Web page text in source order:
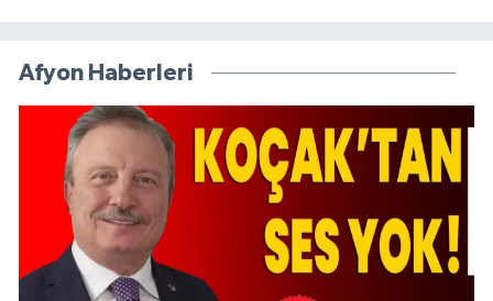
Afyon Haberleri